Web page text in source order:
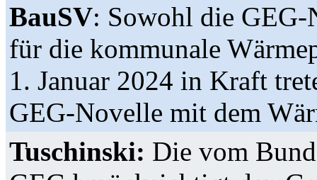
BauSV: Sowohl die GEG-
für die kommunale
1. Januar 2024 in Kraft
GEG-Novelle mit dem
Tuschinski: Die vom